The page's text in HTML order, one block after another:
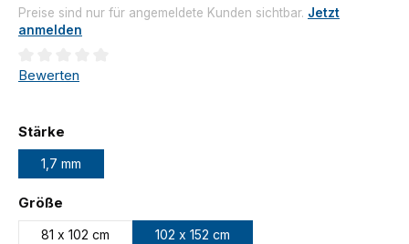
Preise sind nur für angemeldete Kunden sichtbar. Jetzt
anmelden
Durchschnittliche Bewertung von 0 von 5 Sternen
Bewerten
Stärke
1,7 mm
Größe
81 x 102 cm 102 x 152 cm